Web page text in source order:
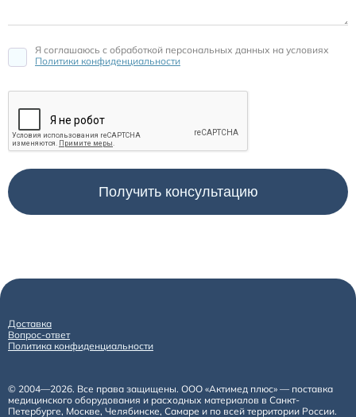
Я соглашаюсь c обработкой персональных данных на условиях
Политики конфиденциальности
Доставка
Вопрос-ответ
Политика конфиденциальности
© 2004—2026. Все права защищены. ООО «Актимед плюс» — поставка
медицинского оборудования и расходных материалов в Санкт-
Петербурге, Москве, Челябинске, Самаре и по всей территории России.